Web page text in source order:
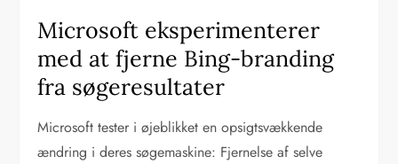
Microsoft eksperimenterer
med at fjerne Bing-branding
fra søgeresultater
Microsoft tester i øjeblikket en opsigtsvækkende
ændring i deres søgemaskine: Fjernelse af selve